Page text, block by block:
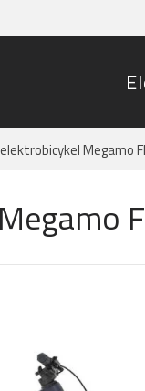
Megamo